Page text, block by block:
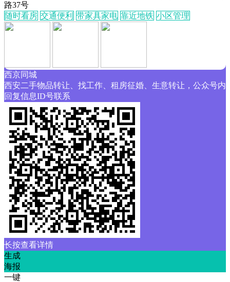
路37号
随时看房 交通便利 带家具家电 靠近地铁 小区管理
西京同城
西安二手物品转让、找工作、租房征婚、生意转让，公众号内
回复信息ID号联系
长按查看详情
生成
海报
一键